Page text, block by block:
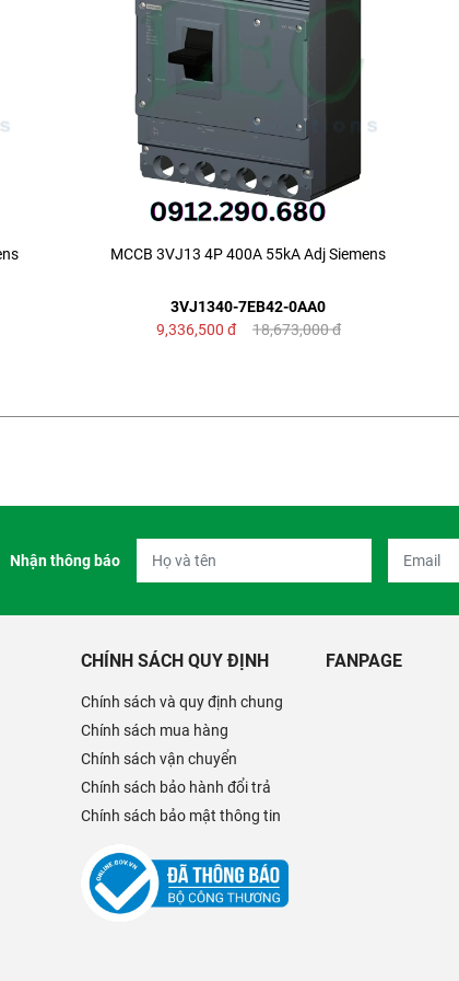
MCCB 3VJ13 4P 400A 55kA Adj Siemens
3VJ1340-7EB42-0AA0
9,336,500 đ 18,673,000đ
Nhận thông báo
CHÍNH SÁCH QUY ĐỊNH
Chính sách và quy định chung
Chính sách mua hàng
Chính sách vận chuyển
Chính sách bảo hành đổi trả
Chính sách bảo mật thông tin
FANPAGE